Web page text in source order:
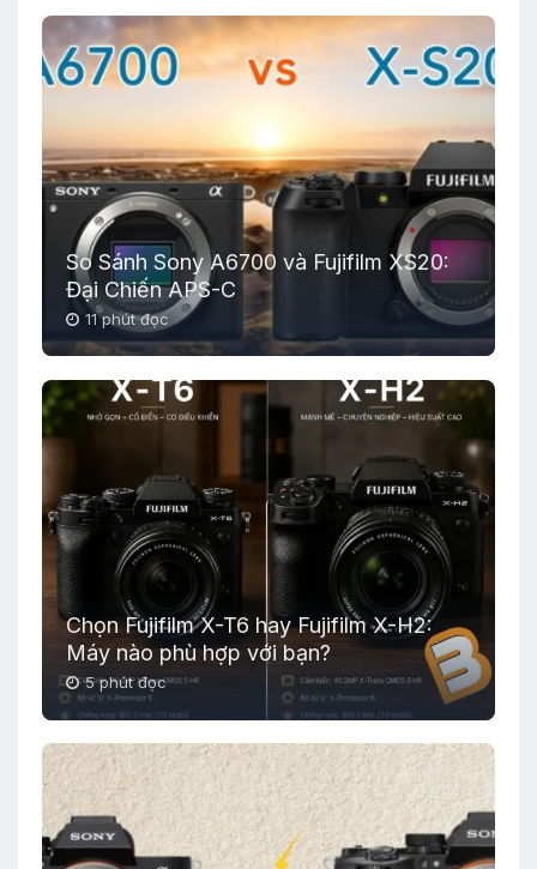
So Sánh Sony A6700 và Fujifilm XS20:
Đại Chiến APS-C
11 phút đọc
Chọn Fujifilm X-T6 hay Fujifilm X-H2:
Máy nào phù hợp với bạn?
5 phút đọc